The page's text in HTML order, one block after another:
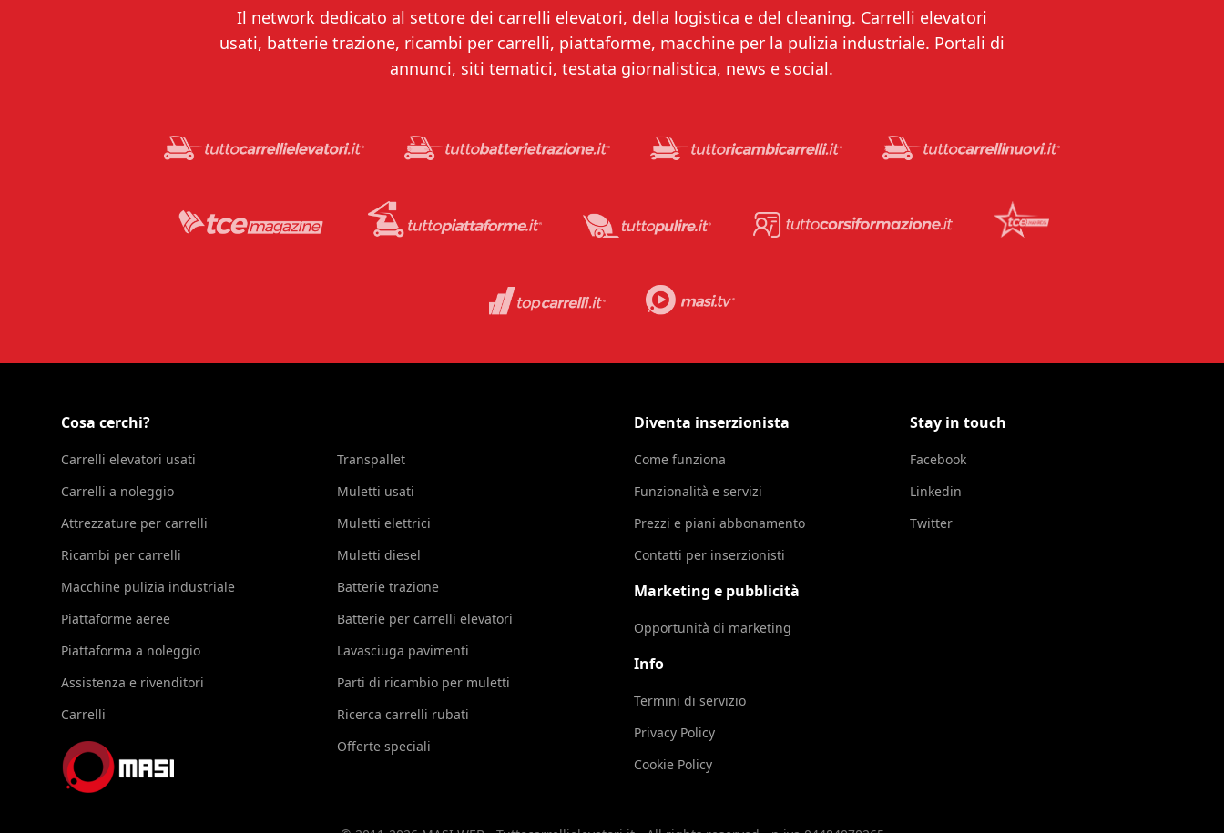
Il network dedicato al settore dei carrelli elevatori, della logistica e del cleaning. Carrelli elevatori
usati, batterie trazione, ricambi per carrelli, piattaforme, macchine per la pulizia industriale. Portali di
annunci, siti tematici, testata giornalistica, news e social.
Cosa cerchi?
Carrelli elevatori usati
Carrelli a noleggio
Attrezzature per carrelli
Ricambi per carrelli
Macchine pulizia industriale
Piattaforme aeree
Piattaforma a noleggio
Assistenza e rivenditori
Carrelli
Transpallet
Muletti usati
Muletti elettrici
Muletti diesel
Batterie trazione
Batterie per carrelli elevatori
Lavasciuga pavimenti
Parti di ricambio per muletti
Ricerca carrelli rubati
Offerte speciali
Diventa inserzionista
Come funziona
Funzionalità e servizi
Prezzi e piani abbonamento
Contatti per inserzionisti
Marketing e pubblicità
Opportunità di marketing
Info
Termini di servizio
Privacy Policy
Cookie Policy
Stay in touch
Facebook
Linkedin
Twitter